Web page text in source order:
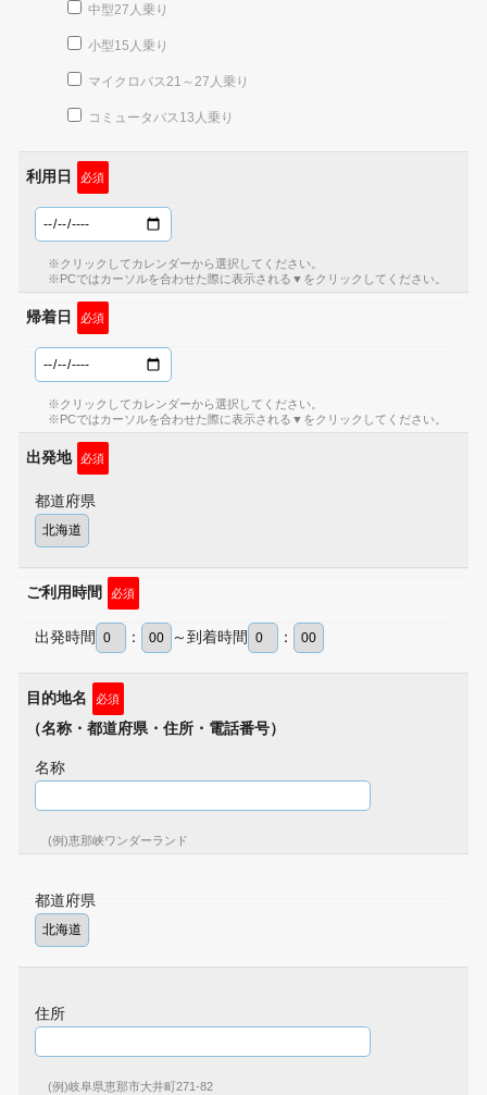
会社概要
お問合せ
中型27人乗り
小型15人乗り
マイクロバス21～27人乗り
コミュータバス13人乗り
利用日 必須
※クリックしてカレンダーから選択してください。
※PCではカーソルを合わせた際に表示される▼をクリックしてください。
帰着日 必須
※クリックしてカレンダーから選択してください。
※PCではカーソルを合わせた際に表示される▼をクリックしてください。
出発地 必須
都道府県
ご利用時間 必須
出発時間 ： ～到着時間 ：
目的地名 必須
（名称・都道府県・住所・電話番号）
名称
(例)恵那峡ワンダーランド
都道府県
住所
(例)岐阜県恵那市大井町271-82